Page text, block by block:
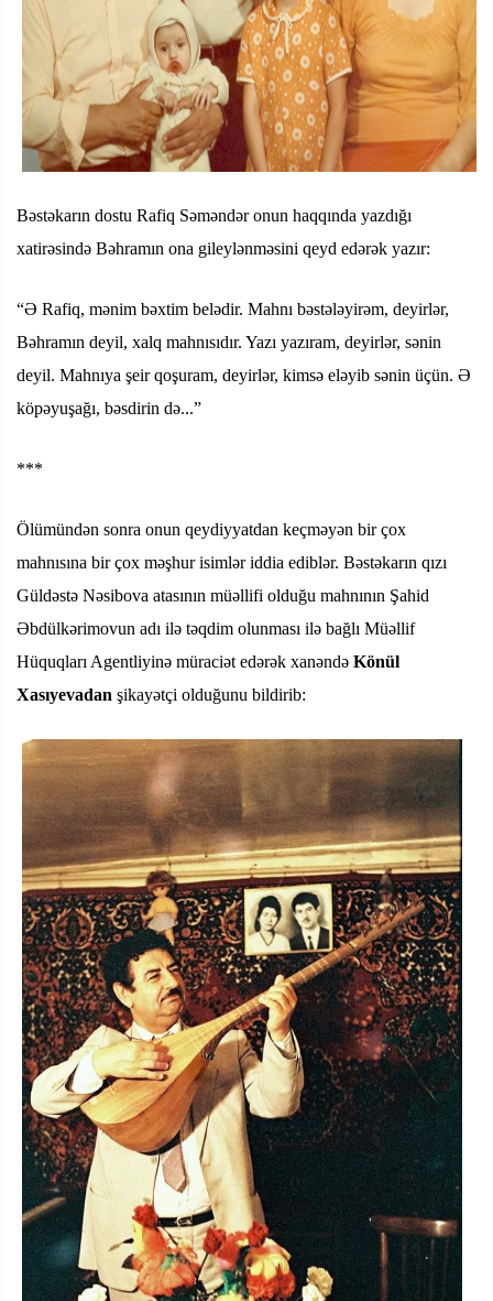
Bəstəkarın dostu Rafiq Səməndər onun haqqında yazdığı
xatirəsində Bəhramın ona gileylənməsini qeyd edərək yazır:
“Ə Rafiq, mənim bəxtim belədir. Mahnı bəstələyirəm, deyirlər,
Bəhramın deyil, xalq mahnısıdır. Yazı yazıram, deyirlər, sənin
deyil. Mahnıya şeir qoşuram, deyirlər, kimsə eləyib sənin üçün. Ə
köpəyuşağı, bəsdirin də...”
***
Ölümündən sonra onun qeydiyyatdan keçməyən bir çox
mahnısına bir çox məşhur isimlər iddia ediblər. Bəstəkarın qızı
Güldəstə Nəsibova atasının müəllifi olduğu mahnının Şahid
Əbdülkərimovun adı ilə təqdim olunması ilə bağlı Müəllif
Hüquqları Agentliyinə müraciət edərək xanəndə Könül
Xasıyevadan şikayətçi olduğunu bildirib: